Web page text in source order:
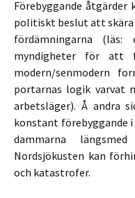
Förebyggande
politiskt beslut att skära
fördämningarna (läs:
myndigheter för att
modern/senmodern
portarnas logik varvat
arbetsläger). Å andra
konstant förebyggande
dammarna
Nordsjökusten kan
och katastrofer.